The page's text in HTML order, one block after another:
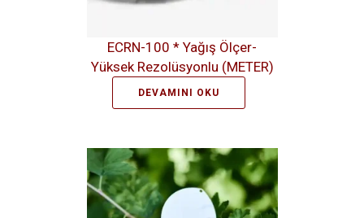
ECRN-100 * Yağış Ölçer-
Yüksek Rezolüsyonlu (METER)
DEVAMINI OKU